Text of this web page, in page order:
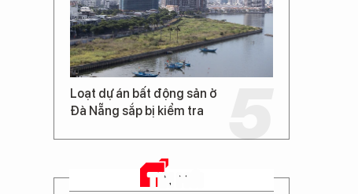
Loạt dự án bất động sản ở
Đà Nẵng sắp bị kiểm tra
TIN MỚI